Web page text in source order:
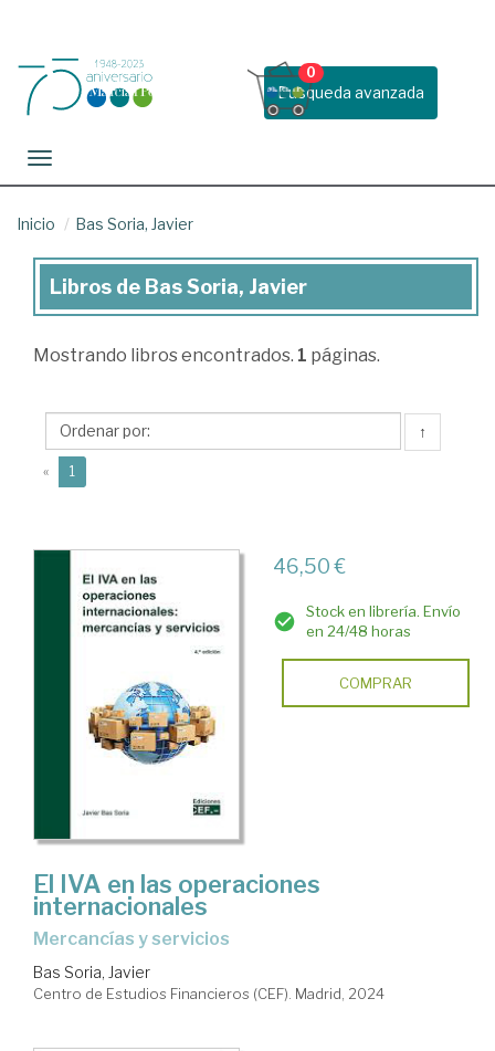
Busqueda avanzada
0
Toggle navigation
Inicio Bas Soria, Javier
Libros
Bas
Javier
Libros de Bas Soria, Javier
Mostrando libros encontrados. 1 páginas.
↑
« 1
46,50 €
Stock en librería. Envío
en 24/48 horas
COMPRAR
El IVA en las operaciones
internacionales
mercancías y servicios
Bas Soria, Javier
Centro de Estudios Financieros (CEF). Madrid, 2024